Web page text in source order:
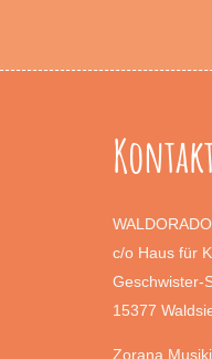
c/o Haus für
Geschwister-
15377
Zorana